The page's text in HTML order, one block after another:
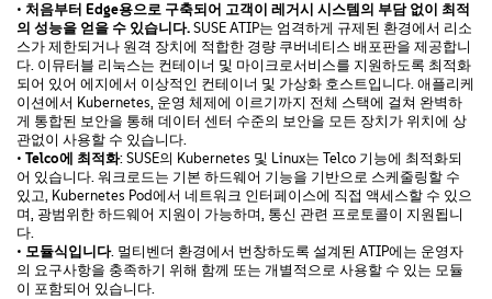
• 처음부터 Edge용으로 구축되어 고객이 레거시 시스템의 부담 없이 최적
의 성능을 얻을 수 있습니다. SUSE ATIP는 엄격하게 규제된 환경에서 리소
스가 제한되거나 원격 장치에 적합한 경량 쿠버네티스 배포판을 제공합니
다. 이뮤터블 리눅스는 컨테이너 및 마이크로서비스를 지원하도록 최적화
되어 있어 에지에서 이상적인 컨테이너 및 가상화 호스트입니다. 애플리케
이션에서 Kubernetes, 운영 체제에 이르기까지 전체 스택에 걸쳐 완벽하
게 통합된 보안을 통해 데이터 센터 수준의 보안을 모든 장치가 위치에 상
관없이 사용할 수 있습니다.
• Telco에 최적화: SUSE의 Kubernetes 및 Linux는 Telco 기능에 최적화되
어 있습니다. 워크로드는 기본 하드웨어 기능을 기반으로 스케줄링할 수
있고, Kubernetes Pod에서 네트워크 인터페이스에 직접 액세스할 수 있으
며, 광범위한 하드웨어 지원이 가능하며, 통신 관련 프로토콜이 지원됩니
다.
• 모듈식입니다. 멀티벤더 환경에서 번창하도록 설계된 ATIP에는 운영자
의 요구사항을 충족하기 위해 함께 또는 개별적으로 사용할 수 있는 모듈
이 포함되어 있습니다.